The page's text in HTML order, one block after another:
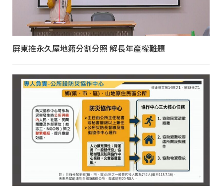
屏東推永久屋地籍分割分照 解長年產權難題